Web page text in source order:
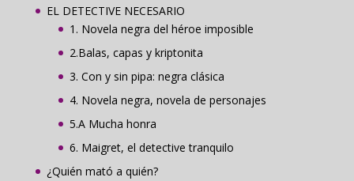
EL DETECTIVE NECESARIO
1. Novela negra del héroe imposible
2.Balas, capas y kriptonita
3. Con y sin pipa: negra clásica
4. Novela negra, novela de personajes
5.A Mucha honra
6. Maigret, el detective tranquilo
¿Quién mató a quién?